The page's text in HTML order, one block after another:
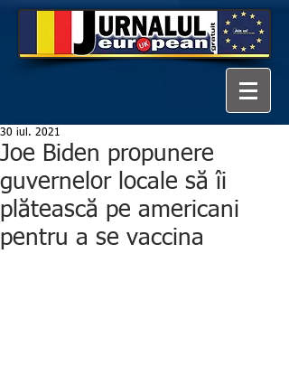
Joe Biden propunere
guvernelor locale să îi
plătească pe americani
pentru a se vaccina
30 iul. 2021